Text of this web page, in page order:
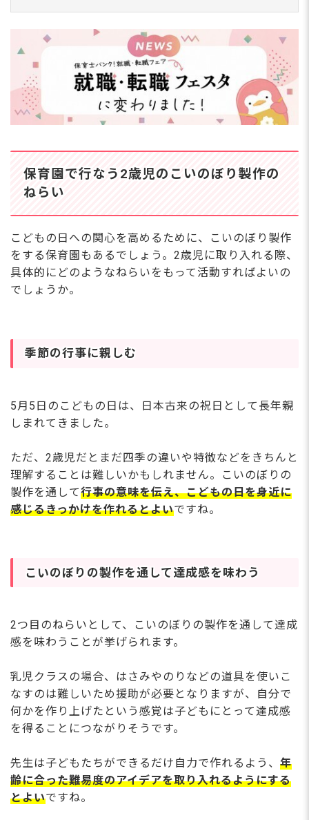
保育園で行なう2歳児のこいのぼり製作の
ねらい
こどもの日への関心を高めるために、こいのぼり製作
をする保育園もあるでしょう。2歳児に取り入れる際、
具体的にどのようなねらいをもって活動すればよいの
でしょうか。
季節の行事に親しむ
5月5日のこどもの日は、日本古来の祝日として長年親
しまれてきました。
ただ、2歳児だとまだ四季の違いや特徴などをきちんと
理解することは難しいかもしれません。こいのぼりの
製作を通して行事の意味を伝え、こどもの日を身近に
感じるきっかけを作れるとよいですね。
こいのぼりの製作を通して達成感を味わう
2つ目のねらいとして、こいのぼりの製作を通して達成
感を味わうことが挙げられます。
乳児クラスの場合、はさみやのりなどの道具を使いこ
なすのは難しいため援助が必要となりますが、自分で
何かを作り上げたという感覚は子どもにとって達成感
を得ることにつながりそうです。
先生は子どもたちができるだけ自力で作れるよう、 年
齢に合った難易度のアイデアを取り入れるようにする
とよいですね。